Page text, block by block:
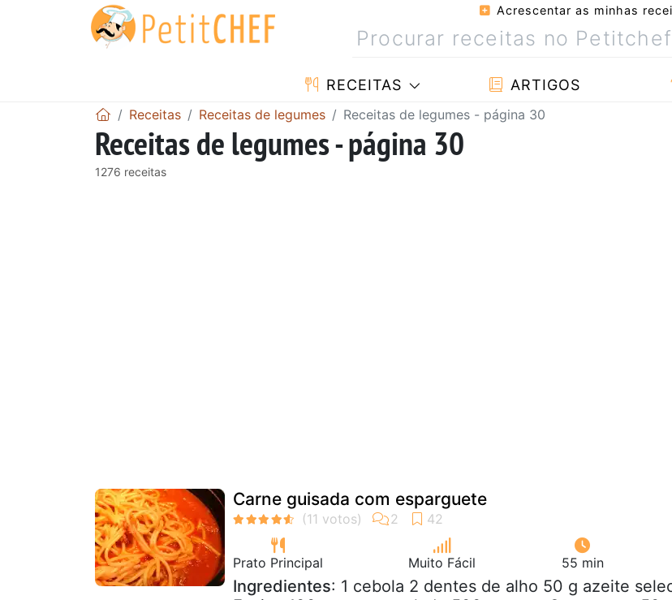
Acrescentar as minhas
RECEITAS ARTIGOS
Receitas Receitas de legumes Receitas de legumes - página 30
Receitas de legumes - página 30
1276 receitas
Carne guisada com esparguete
Prato Principal Muito Fácil 55 min
Ingredientes: 1 cebola 2 dentes de alho 50 g azeite